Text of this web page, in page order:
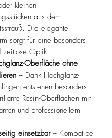
kleinen
aus dem
Die elegante
sorgt für eine besonders
zeitlose Optik.
Oberfläche ohne
– Dank Hochglanz-
entstehen besonders
Resin-Oberflächen mit
und professionellem
einsetzbar– Kompatibel